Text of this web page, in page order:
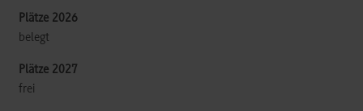
belegt
frei